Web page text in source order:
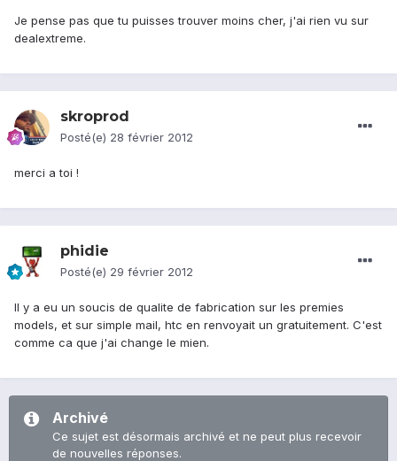
Je pense pas que tu puisses trouver moins cher, j'ai rien vu sur
dealextreme.
skroprod
Posté(e) 28 février 2012
merci a toi !
phidie
Posté(e) 29 février 2012
Il y a eu un soucis de qualite de fabrication sur les premies
models, et sur simple mail, htc en renvoyait un gratuitement. C'est
comme ca que j'ai change le mien.
Archivé
Ce sujet est désormais archivé et ne peut plus recevoir
de nouvelles réponses.